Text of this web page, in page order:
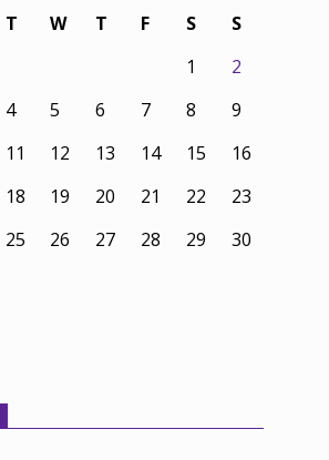
T W T F S
S
1
2
4 5 6 7 8
9
11 12 13 14 15
16
18 19 20 21 22
23
25 26 27 28 29
30